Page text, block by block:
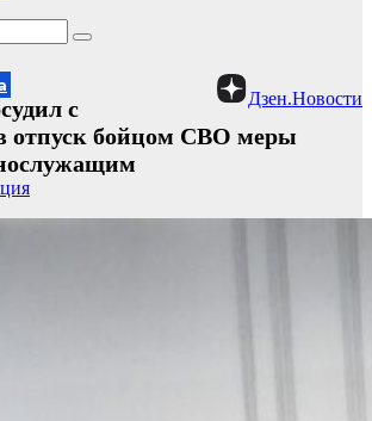
Дзен.Новости
с
отпуск бойцом СВО меры